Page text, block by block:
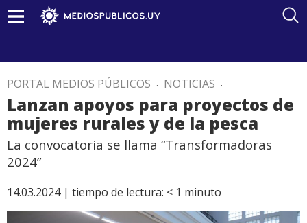
PORTAL MEDIOS PÚBLICOS . NOTICIAS .
Lanzan apoyos para proyectos de
mujeres rurales y de la pesca
La convocatoria se llama “Transformadoras
2024”
14.03.2024 | tiempo de lectura: < 1 minuto